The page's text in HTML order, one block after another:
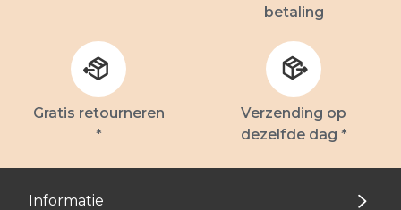
betaling
Gratis retourneren
*
Verzending op
dezelfde dag *
Informatie